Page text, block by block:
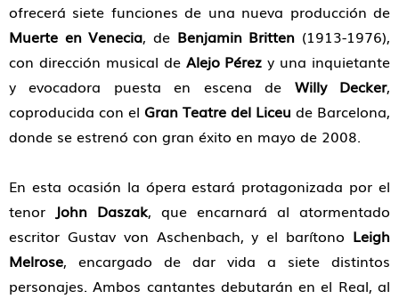
ofrecerá siete funciones de una nueva producción de
Muerte en Venecia, de Benjamin Britten (1913-1976),
con dirección musical de Alejo Pérez y una inquietante
y evocadora puesta en escena de Willy Decker,
coproducida con el Gran Teatre del Liceu de Barcelona,
donde se estrenó con gran éxito en mayo de 2008.
En esta ocasión la ópera estará protagonizada por el
tenor John Daszak, que encarnará al atormentado
escritor Gustav von Aschenbach, y el barítono Leigh
Melrose, encargado de dar vida a siete distintos
personajes. Ambos cantantes debutarán en el Real, al